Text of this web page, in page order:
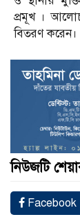
প্রমূখ ।
বিতরণ করেন।
নিউজটি
Facebook